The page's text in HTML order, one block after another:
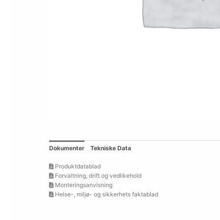
Dokumenter Tekniske Data
Produktdatablad
Forvaltning, drift og vedlikehold
Monteringsanvisning
Helse-, miljø- og sikkerhets faktablad